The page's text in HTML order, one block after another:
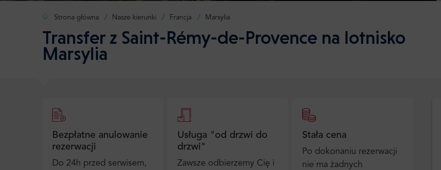
Strona główna Nasze kierunki Francja Marsylia
Transfer z Saint-Rémy-de-Provence na lotnisko
Marsylia
Bezpłatne anulowanie
rezerwacji
Do 24h przed serwisem,
Usługa "od drzwi do
drzwi"
Zawsze odbierzemy Cię i
Stała cena
Po dokonaniu rezerwacji
nie ma żadnych